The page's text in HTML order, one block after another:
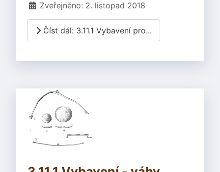
Zveřejněno: 2. listopad 2018
Číst dál: 3.11.1 Vybavení pro...